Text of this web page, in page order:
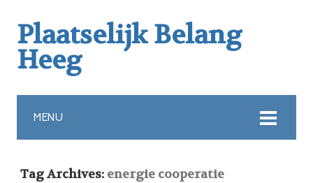
Plaatselijk Belang
Heeg
MENU
Tag Archives: energie cooperatie